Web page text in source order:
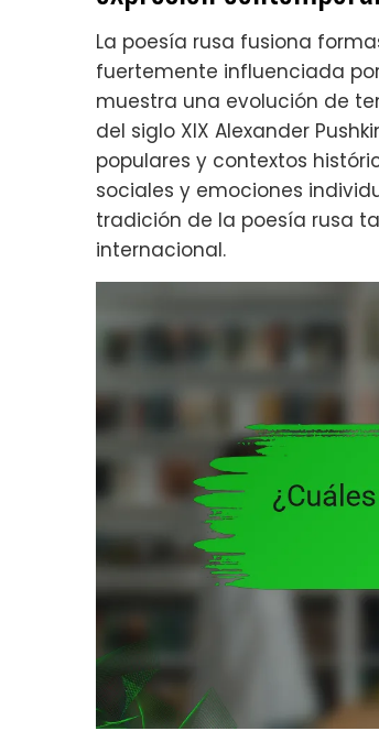
La poesía rusa fusiona
fuertemente influenciada
muestra una evolución de
del siglo XIX Alexander
populares y contextos
sociales y emociones
tradición de la poesía rusa
internacional.